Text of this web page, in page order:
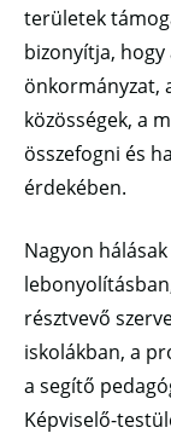
területek
bizonyítja, hogy
önkormányzat,
közösségek, a
összefogni és
érdekében.
Nagyon
résztvevő
iskolákban, a
a segítő
Képviselő-